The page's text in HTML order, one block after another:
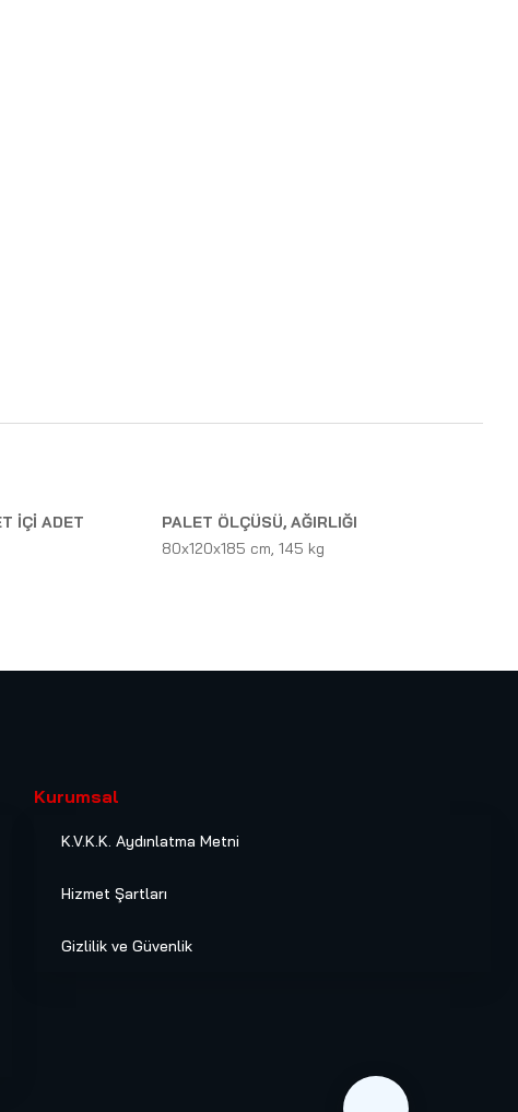
İÇİ ADET
PALET ÖLÇÜSÜ, AĞIRLIĞI
80x120x185 cm, 145 kg
Kurumsal
K.V.K.K. Aydınlatma Metni
Hizmet Şartları
Gizlilik ve Güvenlik